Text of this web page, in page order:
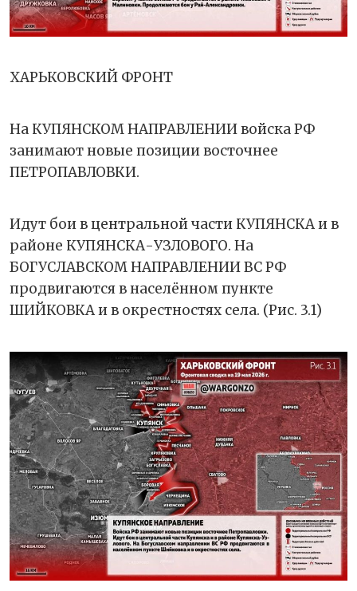
ХАРЬКОВСКИЙ ФРОНТ
На КУПЯНСКОМ НАПРАВЛЕНИИ войска РФ
занимают новые позиции восточнее
ПЕТРОПАВЛОВКИ.
Идут бои в центральной части КУПЯНСКА и в
районе КУПЯНСКА-УЗЛОВОГО. На
БОГУСЛАВСКОМ НАПРАВЛЕНИИ ВС РФ
продвигаются в населённом пункте
ШИЙКОВКА и в окрестностях села. (Рис. 3.1)